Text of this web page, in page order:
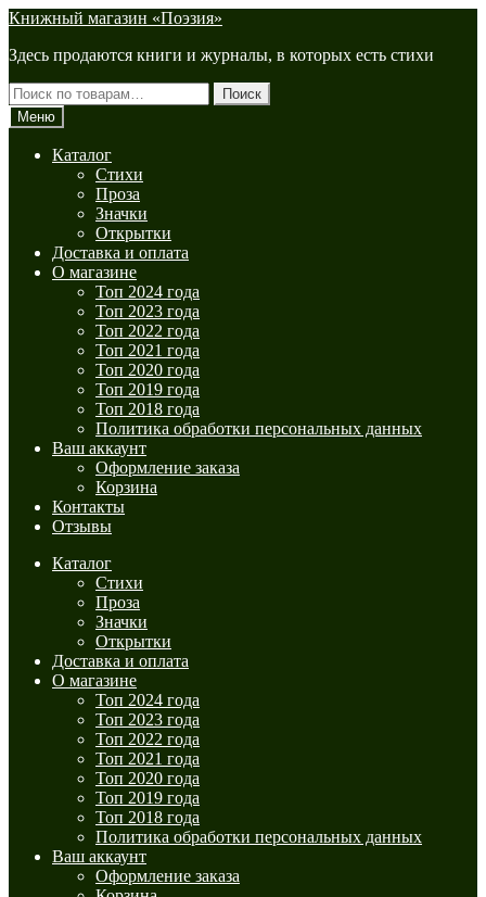
Перейти
навигации
Перейти
содержимому
Книжный магазин «Поэзия»
Здесь продаются книги и журналы, в которых есть стихи
Искать:
Поиск
Меню
Каталог
Стихи
Проза
Значки
Открытки
Доставка и оплата
О магазине
Топ 2024 года
Топ 2023 года
Топ 2022 года
Топ 2021 года
Топ 2020 года
Топ 2019 года
Топ 2018 года
Политика обработки персональных данных
Ваш аккаунт
Оформление заказа
Корзина
Контакты
Отзывы
Каталог
Стихи
Проза
Значки
Открытки
Доставка и оплата
О магазине
Топ 2024 года
Топ 2023 года
Топ 2022 года
Топ 2021 года
Топ 2020 года
Топ 2019 года
Топ 2018 года
Политика обработки персональных данных
Ваш аккаунт
Оформление заказа